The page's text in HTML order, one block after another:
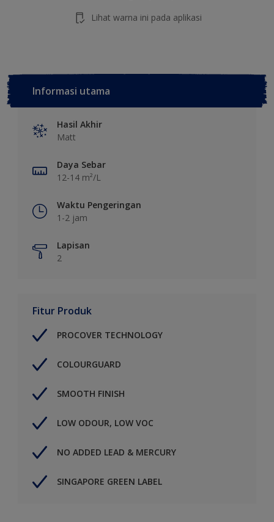
Lihat warna ini pada aplikasi
Informasi utama
Hasil Akhir
Matt
Daya Sebar
12-14 m²/L
Waktu Pengeringan
1-2 jam
Lapisan
2
Fitur Produk
PROCOVER TECHNOLOGY
COLOURGUARD
SMOOTH FINISH
LOW ODOUR, LOW VOC
NO ADDED LEAD & MERCURY
SINGAPORE GREEN LABEL